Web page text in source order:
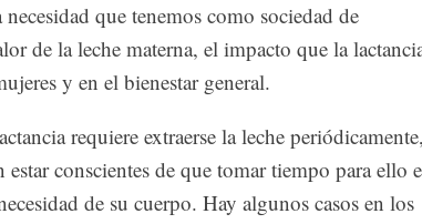
que tenemos como sociedad de
de la leche materna, el impacto que la
y en el bienestar general.
requiere extraerse la leche
conscientes de que tomar tiempo para ello
de su cuerpo. Hay algunos casos en los